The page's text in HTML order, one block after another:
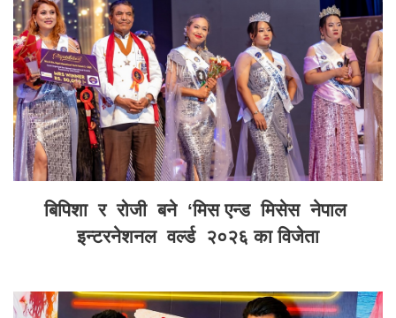
बिपिशा र रोजी बने ‘मिस एन्ड मिसेस नेपाल
इन्टरनेशनल वर्ल्ड २०२६ का विजेता